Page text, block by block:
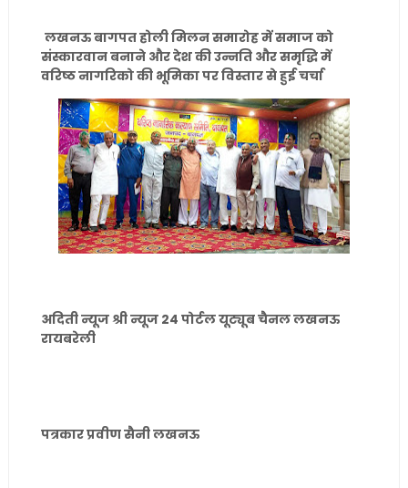
लखनऊ बागपत होली मिलन समारोह में समाज को
संस्कारवान बनाने और देश की उन्नति और समृद्धि में
वरिष्ठ नागरिको की भूमिका पर विस्तार से हुई चर्चा
अदिती न्यूज श्री न्यूज 24 पोर्टल यूट्यूब चैनल लखनऊ
रायबरेली
पत्रकार प्रवीण सैनी लखनऊ